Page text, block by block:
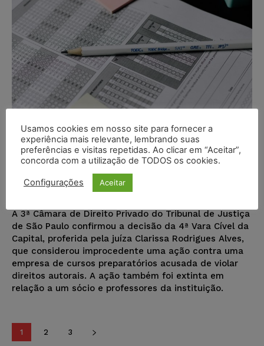
Não há direito autoral sobre
questões de exame de certificação
Juristas
A 3ª Câmara de Direito Privado do Tribunal de Justiça
de São Paulo confirmou a decisão da 4ª Vara Cível da
Capital, proferida pela juíza Clarissa Rodrigues Alves,
que considerou improcedente uma ação contra uma
empresa de cursos preparatórios acusada de violar
direitos autorais. A ação também foi extinta em
relação a um sócio e professores da instituição.
1 2 3
Usamos cookies em nosso site para fornecer a
experiência mais relevante, lembrando suas
preferências e visitas repetidas. Ao clicar em “Aceitar”,
concorda com a utilização de TODOS os cookies.
Configurações Aceitar